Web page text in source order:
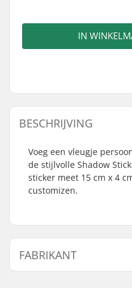
IN
BESCHRIJVING
Voeg een vleugje
de stijlvolle Shadow
sticker meet 15 cm x 4
customizen.
FABRIKANT